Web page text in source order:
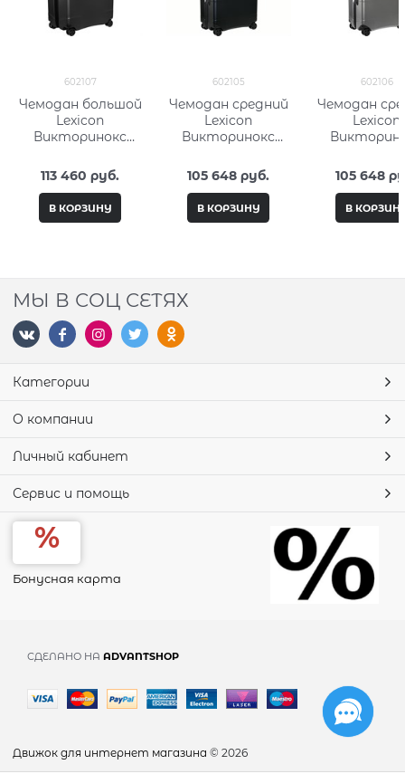
602107
Чемодан большой
Lexicon
Викторинокс
113 460 руб.
В КОРЗИНУ
602105
Чемодан средний
Lexicon
Викторинокс
105 648 руб.
В КОРЗИНУ
602106
Чемодан
Lexicon
105 648
В
МЫ В СОЦ СЕТЯХ
Категории
О компании
Личный кабинет
Сервис и помощь
Бонусная карта
СДЕЛАНО НА ADVANTSHOP
Движок для интернет магазина © 2026